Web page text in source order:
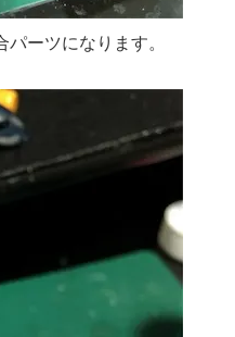
ーツになります。